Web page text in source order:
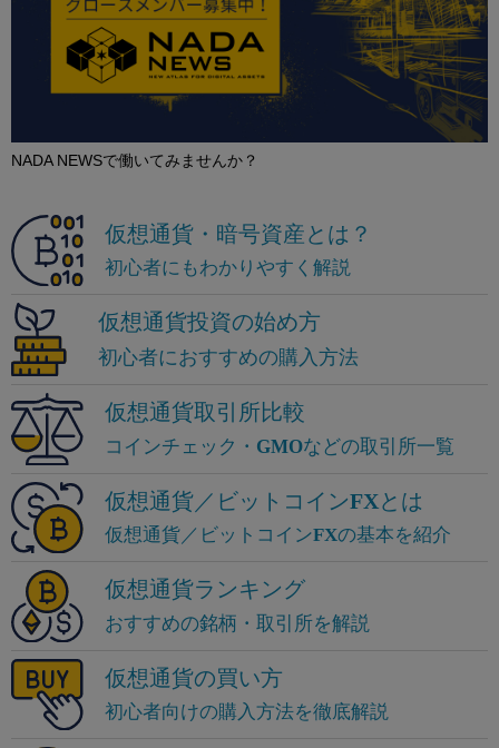
NADA NEWSで働いてみませんか？